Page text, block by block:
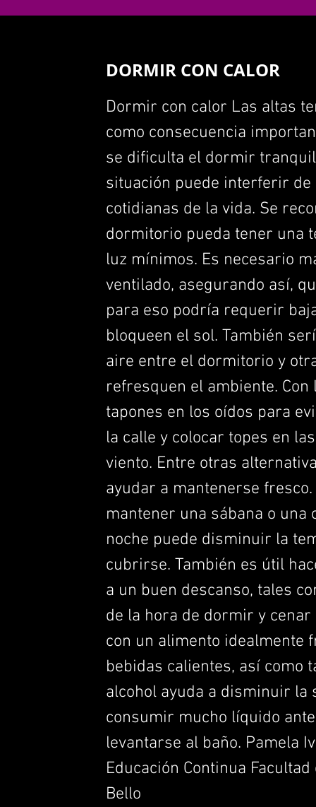
DORMIR CON CALOR
Dormir con calor Las altas
como consecuencia
se dificulta el dormir
situación puede interferir
cotidianas de la vida. Se
dormitorio pueda tener una
luz mínimos. Es necesario
ventilado, asegurando así,
para eso podría requerir
bloqueen el sol. También
aire entre el dormitorio y
refresquen el ambiente.
tapones en los oídos para
la calle y colocar topes en
viento. Entre otras
ayudar a mantenerse
mantener una sábana o una
noche puede disminuir la
cubrirse. También es útil
a un buen descanso, tales
de la hora de dormir y
con un alimento idealmente
bebidas calientes, así como
alcohol ayuda a disminuir la
consumir mucho líquido
levantarse al baño. Pamela
Educación Continua
Bello